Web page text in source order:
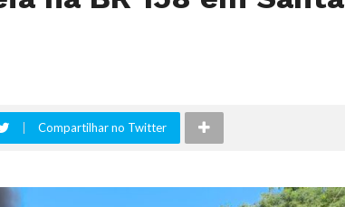
Compartilhar no Twitter